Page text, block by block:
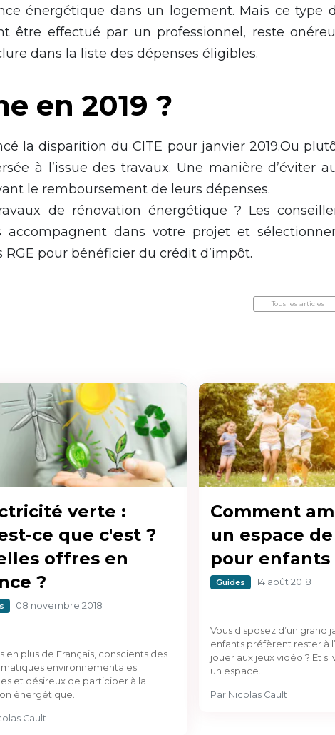
énergétique dans un logement. Mais ce type
être effectué par un professionnel, reste
dans la liste des dépenses éligibles.
en 2019 ?
la disparition du CITE pour janvier 2019.Ou
à l’issue des travaux. Une manière d’éviter
le remboursement de leurs dépenses.
de rénovation énergétique ? Les
accompagnent dans votre projet et
pour bénéficier du crédit d’impôt.
Tous les articles
verte :
ce que c'est ?
offres en
?
08 novembre 2018
en plus de Français, conscients des
environnementales
et désireux de participer à la
énergétique…
Cault
Comment
un espace
pour enfants
Guides 14 août 2018
Vous disposez d’un grand
enfants préfèrent rester à
jouer aux jeux vidéo ? Et
un espace…
Par Nicolas Cault